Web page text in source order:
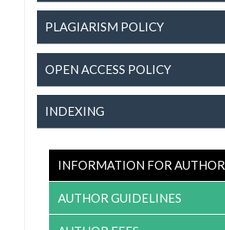
PLAGIARISM POLICY
OPEN ACCESS POLICY
INDEXING
INFORMATION FOR AUTHOR
AUTHOR GUIDELINES